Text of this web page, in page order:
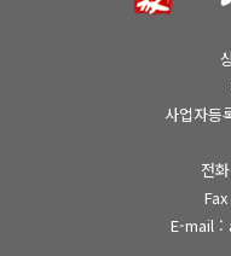
사업자등
전
E-mail :